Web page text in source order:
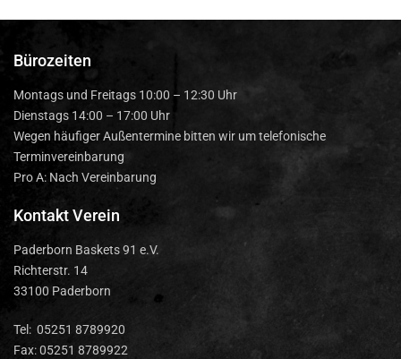
Bürozeiten
Montags und Freitags 10:00 – 12:30 Uhr
Dienstags 14:00 – 17:00 Uhr
Wegen häufiger Außentermine bitten wir um telefonische
Terminvereinbarung
Pro A: Nach Vereinbarung
Kontakt Verein
Paderborn Baskets 91 e.V.
Richterstr. 14
33100 Paderborn
Tel: 05251 8789920
Fax: 05251 8789922